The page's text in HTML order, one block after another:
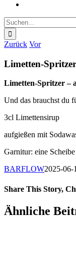
Suche
nach:
Zurück Vor
Limetten-
Limetten-Spritzer –
Und das brauchst du
3cl Limettensirup
aufgießen mit
Garnitur: eine
BARFLOW2025-06-
Share This Story,
Ähnliche